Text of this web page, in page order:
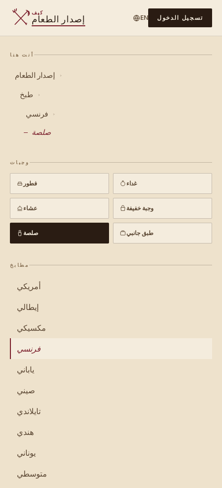
كيف
إصدار الطعام EN تسجيل الدخول
أنت هنا
إصدار الطعام ›
طبخ ›
فرنسي ›
صلصة
وجبات
فطور غداء
عشاء وجبة خفيفة
صلصة طبق جانبي
مطابخ
أمريكي
إيطالي
مكسيكي
فرنسي
ياباني
صيني
تايلاندي
هندي
يوناني
متوسطي